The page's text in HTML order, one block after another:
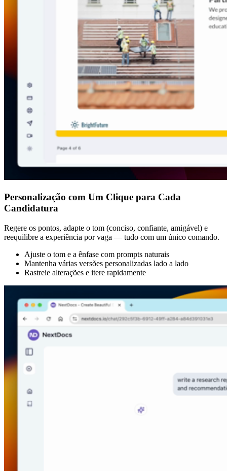
Personalização com Um Clique para Cada
Candidatura
Regere os pontos, adapte o tom (conciso, confiante, amigável) e
reequilibre a experiência por vaga — tudo com um único comando.
Ajuste o tom e a ênfase com prompts naturais
Mantenha várias versões personalizadas lado a lado
Rastreie alterações e itere rapidamente